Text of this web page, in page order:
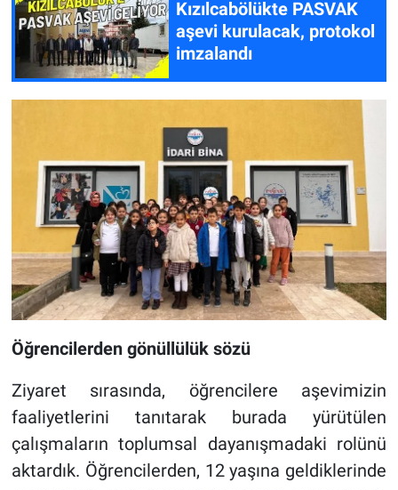
Kızılcabölükte PASVAK
aşevi kurulacak, protokol
imzalandı
Öğrencilerden gönüllülük sözü
Ziyaret sırasında, öğrencilere aşevimizin
faaliyetlerini tanıtarak burada yürütülen
çalışmaların toplumsal dayanışmadaki rolünü
aktardık. Öğrencilerden, 12 yaşına geldiklerinde